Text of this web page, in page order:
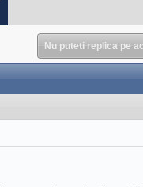
Nu puteti replica pe